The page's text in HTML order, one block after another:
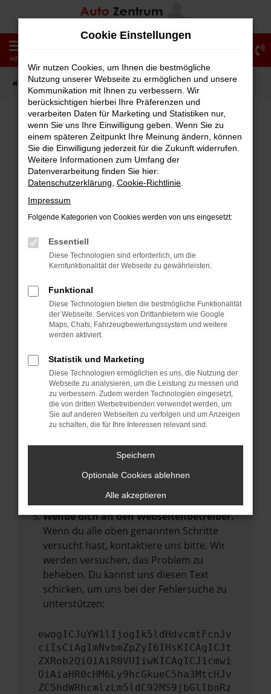
Zum
springen
MENÜ
Startseite Fahrzeugangebote Fahrzeug-Showroom
Fehler: Network Error
Beim Laden ist ein Fehler aufgetreten.
Hier sind ein paar Tipps, die dir helfen können:
Überprüfe deine Firewall und deine
Internetverbindung.
deine Suchmaschine?
Prüfe deine Browsererweiterungen.
können das Laden bestimmter Seiten
verhindern. Funktioniert die Seite in einem
anderen Browser oder in einem privaten
Fenster?
Starte dein Gerät neu.
Das kann manchmal helfen,
vorübergehende Probleme zu beheben.
Stelle sicher, dass dein Browser und dein
Betriebssystem auf dem neuesten Stand
Veraltete Software birgt nicht nur ein
führen, dass bestimmte Funktionen nicht
mehr unterstützt werden.
Wende dich an den Webseitenbetreiber.
Wenn du alle oben genannten Schritte
versucht hast, kontaktiere uns bitte. Wir
werden versuchen, das Problem zu
beheben. Du kannst uns diesen Text
schicken, um uns bei der Fehlersuche zu
unterstützen:
ewogICJuYW1lIjogIk5ldHdvcmtFcnJv
ciIsCiAgImNvbmZpZyI6IHsKICAgICJt
ZXRob2QiOiAiR0VUIiwKICAgICJ1cmwi
OiAiaHR0cHM6Ly9hcGkueC5ha3MtcHJv
ZC5hdWRhcmlzLm5ldC92MS9jbGllbnRz
Cookie Einstellungen
Wir nutzen Cookies, um Ihnen die bestmögliche
Nutzung unserer Webseite zu ermöglichen und unsere
Kommunikation mit Ihnen zu verbessern. Wir
berücksichtigen hierbei Ihre Präferenzen und
verarbeiten Daten für Marketing und Statistiken nur,
wenn Sie uns Ihre Einwilligung geben. Wenn Sie zu
einem späteren Zeitpunkt Ihre Meinung ändern, können
Sie die Einwilligung jederzeit für die Zukunft widerrufen.
Weitere Informationen zum Umfang der
Datenverarbeitung finden Sie hier:
Datenschutzerklärung Cookie-Richtlinie
Impressum
Folgende Kategorien von Cookies werden von uns eingesetzt:
Essentiell
Diese Technologien sind erforderlich, um die
Kernfunktionalität der Webseite zu gewährleisten.
Funktional
Diese Technologien bieten die bestmögliche Funktionalität
der Webseite. Services von Drittanbietern wie Google
Maps, Chats, Fahrzeugbewertungssystem und weitere
werden aktiviert.
Statistik und Marketing
Diese Technologien ermöglichen es uns, die Nutzung der
Webseite zu analysieren, um die Leistung zu messen und
zu verbessern. Zudem werden Technologien eingesetzt,
die von dritten Werbetreibenden verwendet werden, um
Sie auf anderen Webseiten zu verfolgen und um Anzeigen
zu schalten, die für Ihre Interessen relevant sind.
Speichern
Optionale Cookies ablehnen
Alle akzeptieren